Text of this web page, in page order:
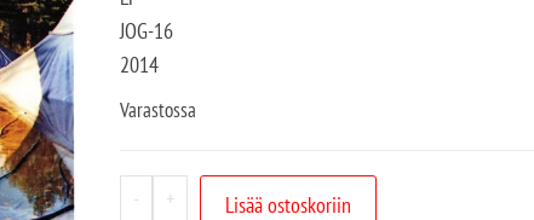
JOG-16
2014
Varastossa
- + Lisää ostoskoriin